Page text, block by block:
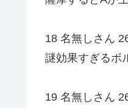
18 名無しさん
謎効果すぎるボ
19 名無しさん